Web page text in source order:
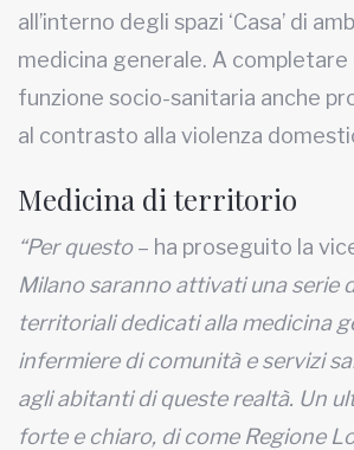
all’interno degli spazi ‘Casa’ di
medicina generale. A completare
funzione socio-sanitaria anche
al contrasto alla violenza
Medicina di territorio
“Per questo– ha proseguito la
Milano saranno attivati una serie
territoriali dedicati alla medicina
infermiere di comunità e servizi
agli abitanti di queste realtà. Un
forte e chiaro, di come Regione